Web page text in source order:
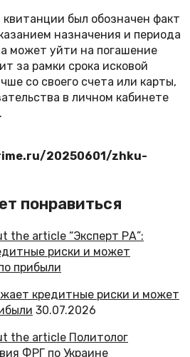
был обозначен факт
назначения и периода
может уйти на погашение
за рамки срока исковой
со своего счета или карты,
в личном кабинете
20250601/zhku-
понравиться
кредитные риски и может
30.07.2026